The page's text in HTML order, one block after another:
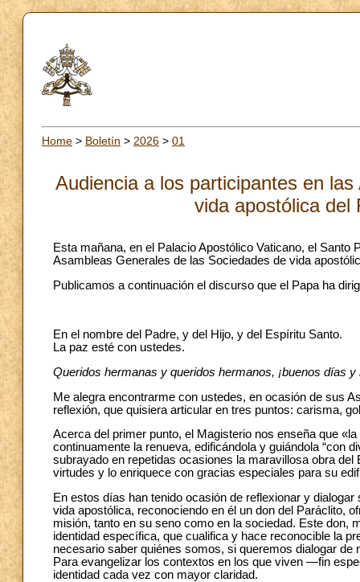
Home > Boletín > 2026 > 01
Audiencia a los participantes en
vida apostólica del
Esta mañana, en el Palacio Apostólico Vaticano, el
Asambleas Generales de las Sociedades de vida
Publicamos a continuación el discurso que el Papa ha
En el nombre del Padre, y del Hijo, y del Espíritu Santo.
La paz esté con ustedes.
Queridos hermanas y queridos hermanos, ¡buenos días y
Me alegra encontrarme con ustedes, en ocasión de sus
reflexión, que quisiera articular en tres puntos: carisma,
Acerca del primer punto, el Magisterio nos enseña que
continuamente la renueva, edificándola y guiándola “con
subrayado en repetidas ocasiones la maravillosa obra
virtudes y lo enriquece con gracias especiales para su
En estos días han tenido ocasión de reflexionar y
vida apostólica, reconociendo en él un don del Paráclito,
misión, tanto en su seno como en la sociedad. Este don,
identidad específica, que cualifica y hace reconocible la
necesario saber quiénes somos, si queremos dialogar
Para evangelizar los contextos en los que viven —fin
identidad cada vez con mayor claridad.